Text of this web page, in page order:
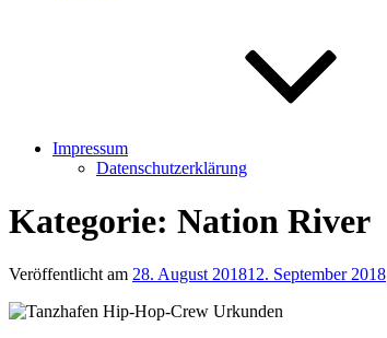
Impressum
Datenschutzerklärung
Kategorie: Nation River
Veröffentlicht am 28. August 201812. September 2018